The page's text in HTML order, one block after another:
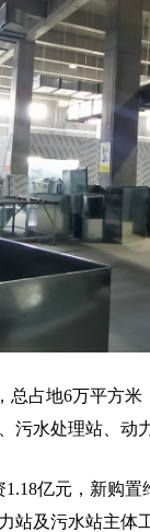
占地6万平方米
污水处理站、动
亿元，新购置
站及污水站主体